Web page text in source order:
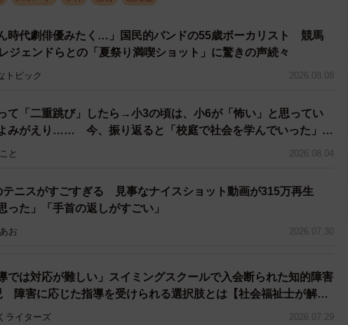
ん時代劇俳優みたく…」国民的バンドの55歳ボーカリスト 競馬
ジェンドらとの「夏祭り満喫ショット」に驚きの声続々
トピック 2026.08.08
て「二重跳び」したら→小3の頃は、小6が「怖い」と思ってい
みがえり…… 今、振り返ると「校庭で社会を学んでいった」
と 2026.08.04
テニスがすごすぎる 見事なナイスショット動画が315万再生
った」「手首の返しがすごい」
お 2026.07.30
では対応が難しい」スイミングスクールで入会断られた知的障害
障害に応じた指導を受けられる選択肢とは【社会福祉士が解
ライターズ 2026.07.29